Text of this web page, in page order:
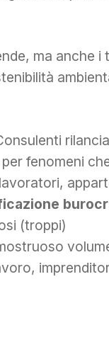
ma anche
fenomeni
(troppi)